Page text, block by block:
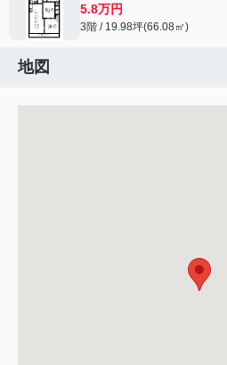
5.8万円
3階 / 19.98坪(66.08㎡)
地図